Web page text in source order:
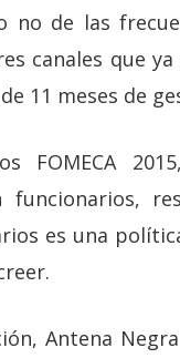
no de las
canales que
11 meses de
FOMECA
funcionarios,
es una
Antena